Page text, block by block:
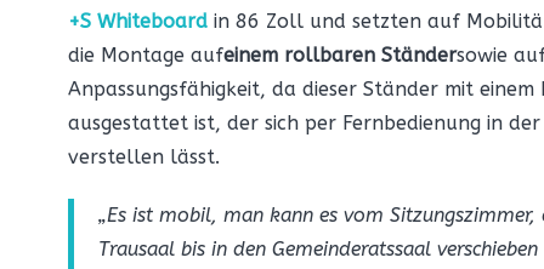
+S Whiteboard in 86 Zoll und setzten auf
die Montage aufeinem rollbaren Ständersowie
Anpassungsfähigkeit, da dieser Ständer mit einem
ausgestattet ist, der sich per Fernbedienung in
verstellen lässt.
„Es ist mobil, man kann es vom Sitzungszimmer,
Trausaal bis in den Gemeinderatssaal